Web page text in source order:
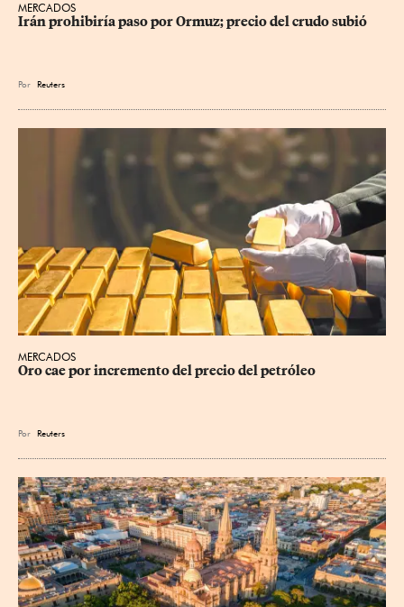
MERCADOS
Irán prohibiría paso por Ormuz; precio del crudo subió
Por Reuters
MERCADOS
Oro cae por incremento del precio del petróleo
Por Reuters